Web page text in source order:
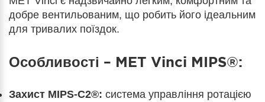
добре вентильованим, що робить його ідеальним
для тривалих поїздок.
Особливості – MET Vinci MIPS®:
Захист MIPS-C2®: система управління ротацією